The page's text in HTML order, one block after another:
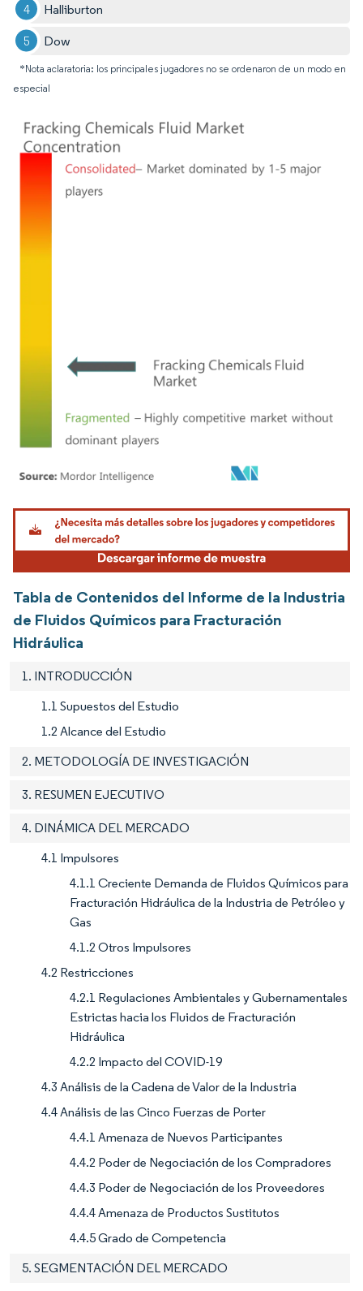
Halliburton
Dow
*Nota aclaratoria: los principales jugadores no se ordenaron de un modo en
especial
Imagen © Mordor Intelligence. El uso requiere atribución según CC BY 4.0.
Tabla de Contenidos del Informe de la Industria
de Fluidos Químicos para Fracturación
Hidráulica
1. INTRODUCCIÓN
1.1 Supuestos del Estudio
1.2 Alcance del Estudio
2. METODOLOGÍA DE INVESTIGACIÓN
3. RESUMEN EJECUTIVO
4. DINÁMICA DEL MERCADO
4.1 Impulsores
4.1.1 Creciente Demanda de Fluidos Químicos para
Fracturación Hidráulica de la Industria de Petróleo y
Gas
4.1.2 Otros Impulsores
4.2 Restricciones
4.2.1 Regulaciones Ambientales y Gubernamentales
Estrictas hacia los Fluidos de Fracturación
Hidráulica
4.2.2 Impacto del COVID-19
4.3 Análisis de la Cadena de Valor de la Industria
4.4 Análisis de las Cinco Fuerzas de Porter
4.4.1 Amenaza de Nuevos Participantes
4.4.2 Poder de Negociación de los Compradores
4.4.3 Poder de Negociación de los Proveedores
4.4.4 Amenaza de Productos Sustitutos
4.4.5 Grado de Competencia
5. SEGMENTACIÓN DEL MERCADO